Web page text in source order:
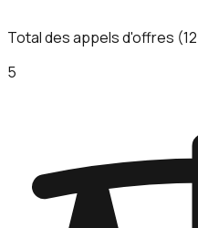
Total des appels d'offres
5